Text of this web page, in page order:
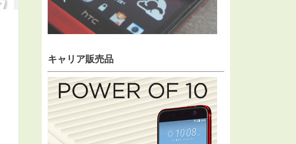
キャリア販売品